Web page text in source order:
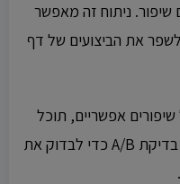
שיפור. ניתוח זה מאפשר
לשפר את הביצועים של דף
אפשריים, תוכל
לבצע שינויים בדפים הנחיתה ולבצע בדיקת A/B כדי לבדוק את